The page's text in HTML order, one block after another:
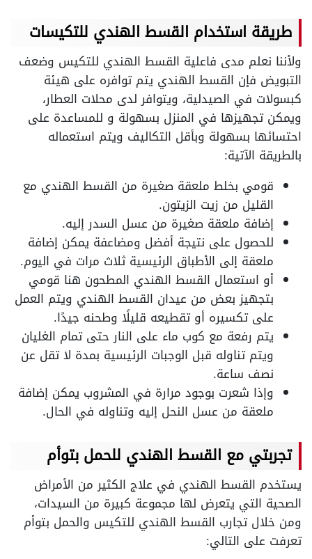
طريقة استخدام القسط الهندي للتكيسات
ولأننا نعلم مدى فاعلية القسط الهندي للتكيس وضعف
التبويض فإن القسط الهندي يتم توافره على هيئة
كبسولات في الصيدلية، ويتوافر لدى محلات العطار،
ويمكن تجهيزها في المنزل بسهولة و للمساعدة على
احتسائها بسهولة وبأقل التكاليف ويتم استعماله
بالطريقة الآتية:
قومي بخلط ملعقة صغيرة من القسط الهندي مع
القليل من زيت الزيتون.
إضافة ملعقة صغيرة من عسل السدر إليه.
للحصول على نتيجة أفضل ومضاعفة يمكن إضافة
ملعقة إلى الأطباق الرئيسية ثلاث مرات في اليوم.
أو استعمال القسط الهندي المطحون هنا قومي
بتجهيز بعض من عيدان القسط الهندي ويتم العمل
على تكسيره أو تقطيعه قليلًا وطحنه جيدًا.
يتم رفعة مع كوب ماء على النار حتى تمام الغليان
ويتم تناوله قبل الوجبات الرئيسية بمدة لا تقل عن
نصف ساعة.
وإذا شعرت بوجود مرارة في المشروب يمكن إضافة
ملعقة من عسل النحل إليه وتناوله في الحال.
تجربتي مع القسط الهندي للحمل بتوأم
يستخدم القسط الهندي في علاج الكثير من الأمراض
الصحية التي يتعرض لها مجموعة كبيرة من السيدات،
ومن خلال تجارب القسط الهندي للتكيس والحمل بتوأم
تعرفت على التالي: